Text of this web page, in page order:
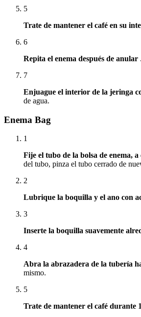
5
Trate de mantener el café en su
6
Repita el enema después de anular .
7
Enjuague el interior de la jeringa
de agua.
Enema Bag
1
Fije el tubo de la bolsa de enema,
del tubo, pinza el tubo cerrado de
2
Lubrique la boquilla y el ano con
3
Inserte la boquilla suavemente
4
Abra la abrazadera de la tubería
mismo.
5
Trate de mantener el café durante